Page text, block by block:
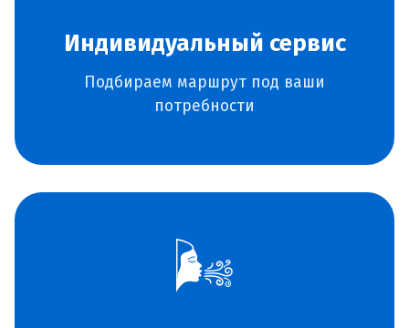
Индивидуальный сервис
Подбираем маршрут под ваши
потребности
🌬️